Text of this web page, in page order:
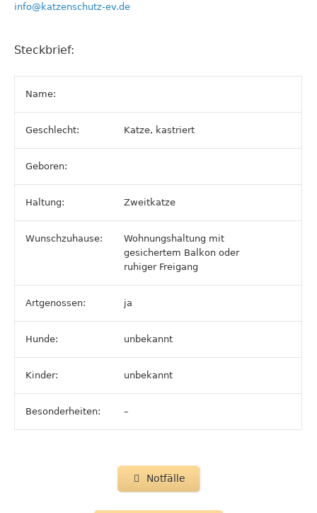
info@katzenschutz-ev.de
Steckbrief:
Name:
Geschlecht: Katze, kastriert
Geboren:
Haltung: Zweitkatze
Wunschzuhause:
Wohnungshaltung mit
gesichertem Balkon oder
ruhiger Freigang
Artgenossen: ja
Hunde: unbekannt
Kinder: unbekannt
Besonderheiten: –
Notfälle